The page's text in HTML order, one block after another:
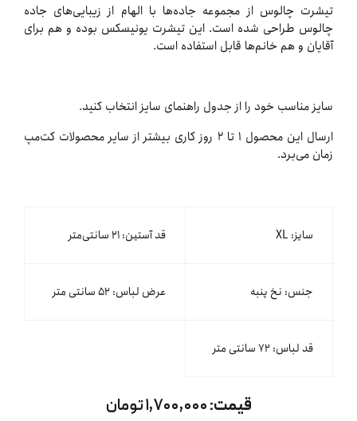
تیشرت چالوس از مجموعه جاده‌ها با الهام از زیبایی‌های جاده
چالوس طراحی شده است. این تیشرت یونیسکس بوده و هم برای
آقایان و هم خانم‌ها قابل استفاده است.
سایز مناسب خود را از جدول راهنمای سایز انتخاب کنید.
ارسال این محصول ۱ تا ۲ روز کاری بیشتر از سایر محصولات کت‌مپ
زمان می‌برد.
سایز: XL قد آستین: ۲۱ سانتی‌متر
جنس: نخ پنبه عرض لباس: ۵۲ سانتی متر
قد لباس: ۷۲ سانتی متر
قیمت:۱,۷۰۰,۰۰۰ تومان